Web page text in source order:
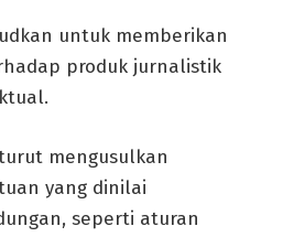
untuk memberikan
produk jurnalistik
mengusulkan
yang dinilai
seperti aturan